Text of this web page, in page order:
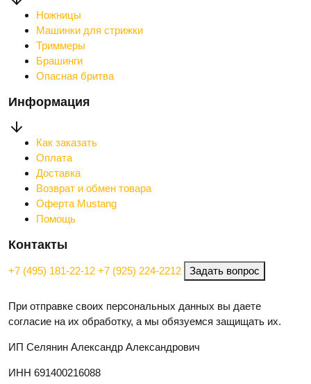
Ножницы
Машинки для стрижки
Триммеры
Брашинги
Опасная бритва
Информация
Как заказать
Оплата
Доставка
Возврат и обмен товара
Оферта Mustang
Помощь
Контакты
+7 (495) 181-22-12 +7 (925) 224-2212 Задать вопрос
При отправке своих персональных данных вы даете
согласие на их обработку, а мы обязуемся защищать их.
ИП Селянин Александр Александрович
ИНН 691400216088